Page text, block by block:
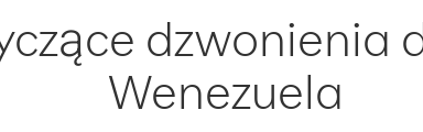
dzwonienia
Wenezuela